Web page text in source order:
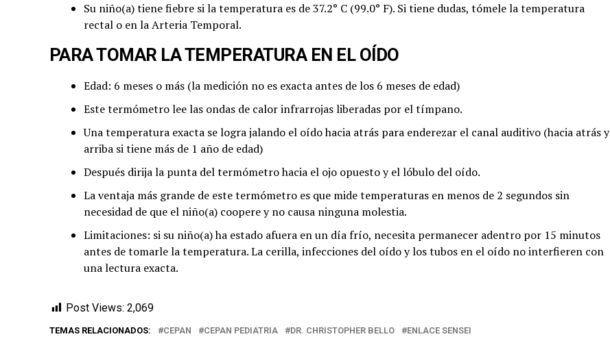
Su niño(a) tiene fiebre si la temperatura es de 37.2° C (99.0° F). Si tiene dudas, tómele la temperatura
rectal o en la Arteria Temporal.
PARA TOMAR LA TEMPERATURA EN EL OÍDO
Edad: 6 meses o más (la medición no es exacta antes de los 6 meses de edad)
Este termómetro lee las ondas de calor infrarrojas liberadas por el tímpano.
Una temperatura exacta se logra jalando el oído hacia atrás para enderezar el canal auditivo (hacia atrás y
arriba si tiene más de 1 año de edad)
Después dirija la punta del termómetro hacia el ojo opuesto y el lóbulo del oído.
La ventaja más grande de este termómetro es que mide temperaturas en menos de 2 segundos sin
necesidad de que el niño(a) coopere y no causa ninguna molestia.
Limitaciones: si su niño(a) ha estado afuera en un día frío, necesita permanecer adentro por 15 minutos
antes de tomarle la temperatura. La cerilla, infecciones del oído y los tubos en el oído no interfieren con
una lectura exacta.
Post Views: 2,069
TEMAS RELACIONADOS: CEPAN CEPAN PEDIATRIA DR. CHRISTOPHER BELLO ENLACE SENSEI